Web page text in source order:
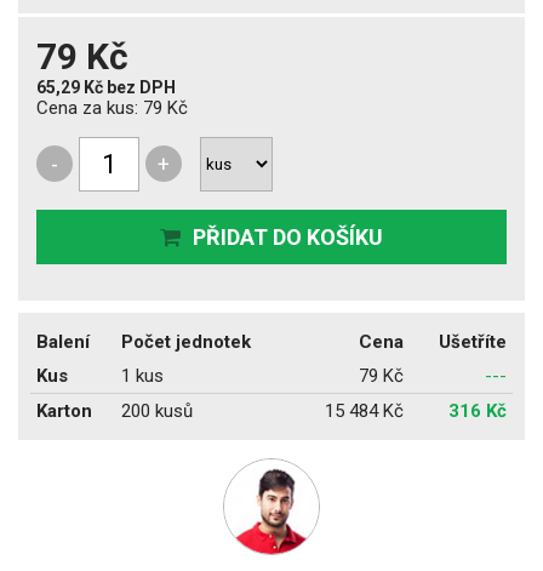
79 Kč
65,29 Kč bez DPH
Cena za kus: 79 Kč
- +
PŘIDAT DO KOŠÍKU
Balení Počet jednotek Cena
Ušetříte
Kus
1 kus 79 Kč
---
Karton
200 kusů 15 484 Kč 316 Kč